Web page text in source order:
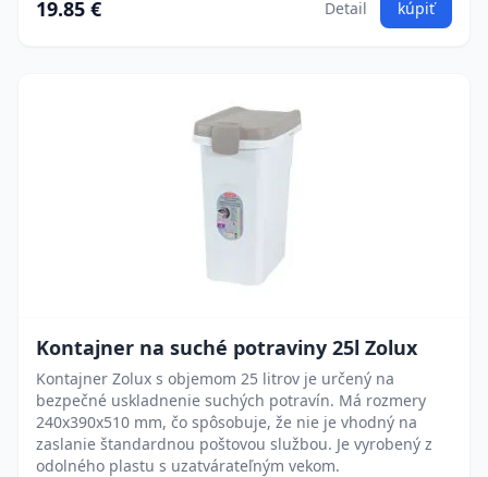
19.85 € Detail kúpiť
Kontajner na suché potraviny 25l Zolux
Kontajner Zolux s objemom 25 litrov je určený na
bezpečné uskladnenie suchých potravín. Má rozmery
240x390x510 mm, čo spôsobuje, že nie je vhodný na
zaslanie štandardnou poštovou službou. Je vyrobený z
odolného plastu s uzatvárateľným vekom.